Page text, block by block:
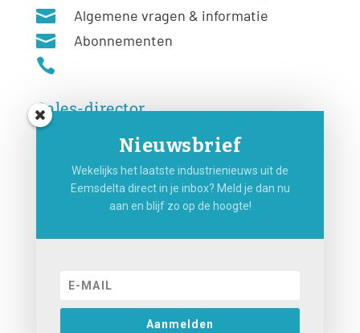
 Algemene vragen & informatie
 Abonnementen

Sales-director
Remco Rooij
Hoofdredacteur
JiříHartog
Nieuwsbrief
Wekelijks het laatste industrienieuws uit de
Eemsdelta direct in je inbox? Meld je dan nu
aan en blijf zo op de hoogte!
Aanmelden